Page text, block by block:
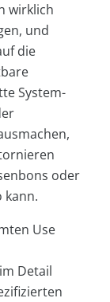
wirklich
und
die
System-
oder
kann.
Use
Detail